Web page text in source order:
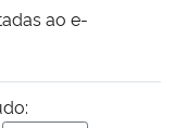
ao e-